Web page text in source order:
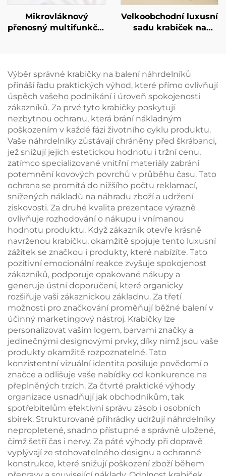
Mikrovláknový
přenosný multifunkční
gravírování pro
náušnice, prsteny,
náhrdelníky a hodinky
– svinovací provedení
Velkoobchodní luxusní
sadu krabiček na
a náušnice, krabička s
třídou pro balení,
personalizovaná
dárková krabička,
dávkové balení
Výběr správné krabičky na balení náhrdelníků
přináší řadu praktických výhod, které přímo ovlivňují
úspěch vašeho podnikání i úroveň spokojenosti
zákazníků. Za prvé tyto krabičky poskytují
nezbytnou ochranu, která brání nákladným
poškozením v každé fázi životního cyklu produktu.
Vaše náhrdelníky zůstávají chráněny před škrábanci,
jež snižují jejich estetickou hodnotu i tržní cenu,
zatímco specializované vnitřní materiály zabrání
potemnění kovových povrchů v průběhu času. Tato
ochrana se promítá do nižšího počtu reklamací,
snížených nákladů na náhradu zboží a udržení
ziskovosti. Za druhé kvalita prezentace výrazně
ovlivňuje rozhodování o nákupu i vnímanou
hodnotu produktu. Když zákazník otevře krásně
navrženou krabičku, okamžitě spojuje tento luxusní
zážitek se značkou i produkty, které nabízíte. Tato
pozitivní emocionální reakce zvyšuje spokojenost
zákazníků, podporuje opakované nákupy a
generuje ústní doporučení, které organicky
rozšiřuje vaši zákaznickou základnu. Za třetí
možnosti pro značkování proměňují běžné balení v
účinný marketingový nástroj. Krabičky lze
personalizovat vaším logem, barvami značky a
jedinečnými designovými prvky, díky nimž jsou vaše
produkty okamžitě rozpoznatelné. Tato
konzistentní vizuální identita posiluje povědomí o
značce a odlišuje vaše nabídky od konkurence na
přeplněných trzích. Za čtvrté praktické výhody
organizace usnadňují jak obchodníkům, tak
spotřebitelům efektivní správu zásob i osobních
sbírek. Strukturované přihrádky udržují náhrdelníky
nepropletené, snadno přístupné a správně uložené,
čímž šetří čas i nervy. Za páté výhody při dopravě
vyplývají ze stohovatelného designu a ochranné
konstrukce, které snižují poškození zboží během